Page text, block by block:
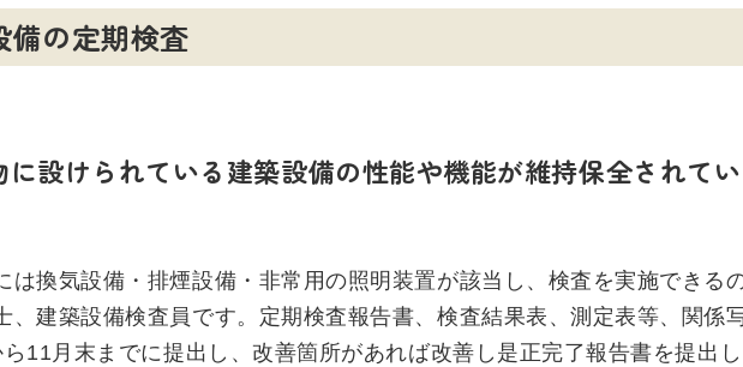
備の定期検査
に設けられている建築設備の性能や機能が維持保全されて
は換気設備・排煙設備・非常用の照明装置が該当し、検査を実施できる
、建築設備検査員です。定期検査報告書、検査結果表、測定表等、関係
11月末までに提出し、改善箇所があれば改善し是正完了報告書を提出し